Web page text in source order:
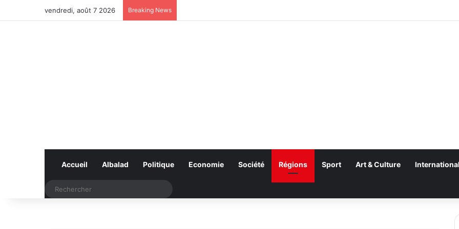
vendredi, août 7 2026 Breaking News
Accueil Albalad Politique Economie Société Régions Sport Art & Culture International